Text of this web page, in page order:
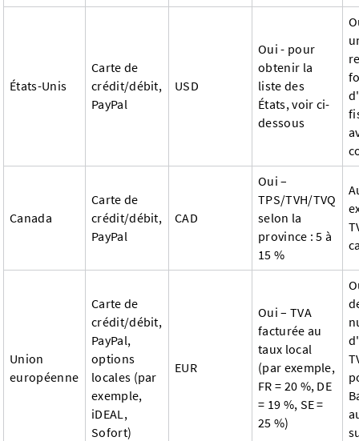
États-Unis
Carte de
crédit/débit,
PayPal
USD
Oui - pour
obtenir la
liste des
États, voir ci-
dessous
Canada
Carte de
crédit/débit,
PayPal
CAD
Oui –
TPS/TVH/TVQ
selon la
province : 5 à
15 %
Union
européenne
Carte de
crédit/débit,
PayPal,
options
locales (par
exemple,
iDEAL,
Sofort)
EUR
Oui – TVA
facturée au
taux local
(par exemple,
FR = 20 %, DE
= 19 %, SE =
25 %)